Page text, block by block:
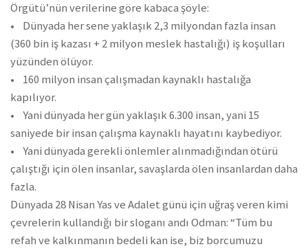
Örgütü’nün verilerine göre kabaca şöyle:
• Dünyada her sene yaklaşık 2,3 milyondan fazla insan
(360 bin iş kazası + 2 milyon meslek hastalığı) iş koşulları
yüzünden ölüyor.
• 160 milyon insan çalışmadan kaynaklı hastalığa
kapılıyor.
• Yani dünyada her gün yaklaşık 6.300 insan, yani 15
saniyede bir insan çalışma kaynaklı hayatını kaybediyor.
• Yani dünyada gerekli önlemler alınmadığından ötürü
çalıştığı için ölen insanlar, savaşlarda ölen insanlardan daha
fazla.
Dünyada 28 Nisan Yas ve Adalet günü için uğraş veren kimi
çevrelerin kullandığı bir sloganı andı Odman: “Tüm bu
refah ve kalkınmanın bedeli kan ise, biz borcumuzu